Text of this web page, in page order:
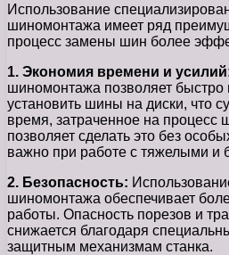
Использование
шиномонтажа имеет ряд
процесс замены шин более
1. Экономия времени и
шиномонтажа позволяет быстро
установить шины на диски, что
время, затраченное на процесс
позволяет сделать это без
важно при работе с тяжелыми
2. Безопасность:
шиномонтажа обеспечивает
работы. Опасность порезов и
снижается благодаря
защитным механизмам станка.